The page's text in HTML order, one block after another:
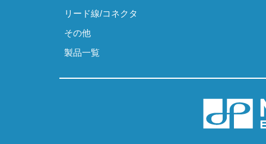
リード線/コネクタ
その他
製品一覧